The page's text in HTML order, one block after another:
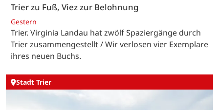
Trier zu Fuß, Viez zur Belohnung
Gestern
Trier. Virginia Landau hat zwölf Spaziergänge durch
Trier zusammengestellt / Wir verlosen vier Exemplare
ihres neuen Buchs.
Stadt Trier